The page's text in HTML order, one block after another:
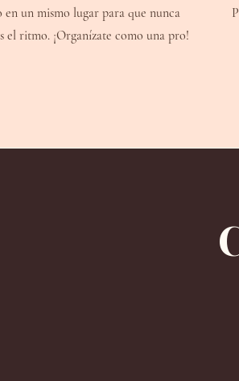
en un mismo lugar para que nunca
el ritmo. ¡Organízate como una pro!